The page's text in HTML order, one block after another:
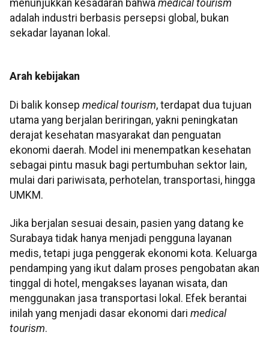
menunjukkan kesadaran bahwa medical tourism
adalah industri berbasis persepsi global, bukan
sekadar layanan lokal.
Arah kebijakan
Di balik konsep medical tourism, terdapat dua tujuan
utama yang berjalan beriringan, yakni peningkatan
derajat kesehatan masyarakat dan penguatan
ekonomi daerah. Model ini menempatkan kesehatan
sebagai pintu masuk bagi pertumbuhan sektor lain,
mulai dari pariwisata, perhotelan, transportasi, hingga
UMKM.
Jika berjalan sesuai desain, pasien yang datang ke
Surabaya tidak hanya menjadi pengguna layanan
medis, tetapi juga penggerak ekonomi kota. Keluarga
pendamping yang ikut dalam proses pengobatan akan
tinggal di hotel, mengakses layanan wisata, dan
menggunakan jasa transportasi lokal. Efek berantai
inilah yang menjadi dasar ekonomi dari medical
tourism.